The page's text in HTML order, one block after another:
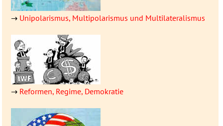
→ Unipolarismus, Multipolarismus und Multilateralismus
→ Reformen, Regime, Demokratie